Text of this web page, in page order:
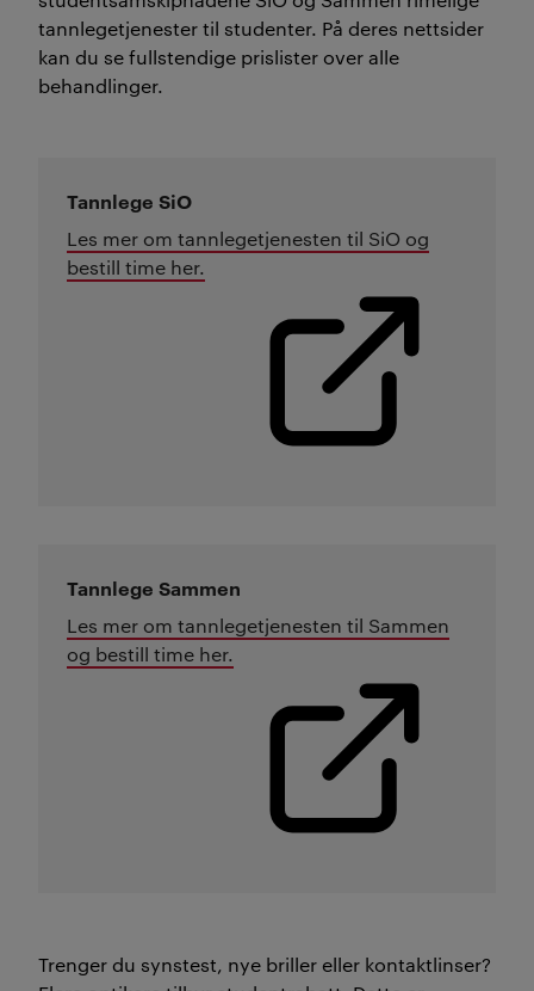
tannlegetjenester til studenter. På deres nettsider
kan du se fullstendige prislister over alle
behandlinger.
Tannlege SiO
Les mer om tannlegetjenesten til SiO og
bestill time her.
Tannlege Sammen
Les mer om tannlegetjenesten til Sammen
og bestill time her.
Trenger du synstest, nye briller eller kontaktlinser?